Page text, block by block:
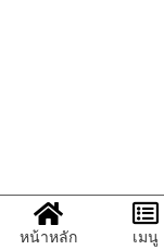
หน้าหลัก เมนู